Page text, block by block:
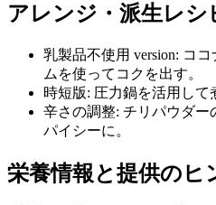
アレンジ・派生レシ
乳製品不使用 version: コ
ムを使ってコクを出す。
時短版: 圧力鍋を活用して
辛さの調整: チリパウダー
パイシーに。
栄養情報と提供のヒ